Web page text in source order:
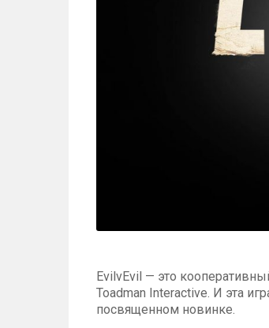
EvilvEvil — это
Toadman Interactive. И эта
посвященном новинке.